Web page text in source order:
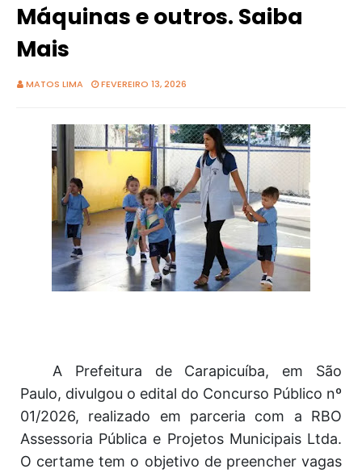
Máquinas e outros. Saiba
Mais
MATOS LIMA FEVEREIRO 13, 2026
A Prefeitura de Carapicuíba, em São
Paulo, divulgou o edital do Concurso Público nº
01/2026, realizado em parceria com a RBO
Assessoria Pública e Projetos Municipais Ltda.
O certame tem o objetivo de preencher vagas